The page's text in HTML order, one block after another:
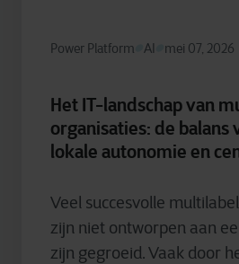
Power Platform AI mei 07, 2026
Het IT-landschap van
organisaties: de balans
lokale autonomie en
Veel succesvolle
zijn niet ontworpen aan
zijn gegroeid. Vaak door